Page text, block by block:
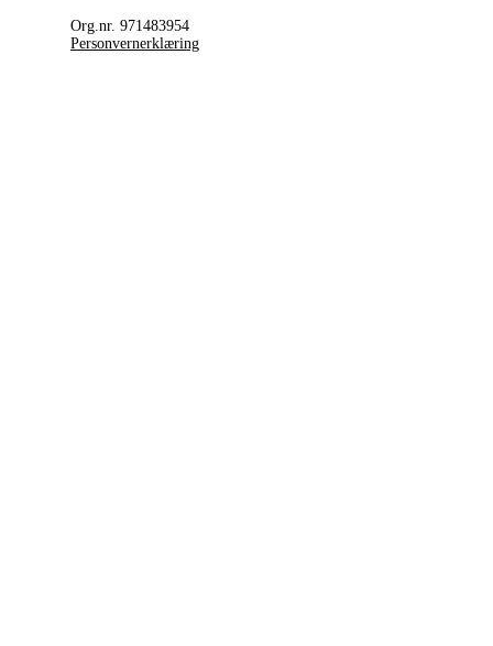
Org.nr. 971483954
Personvernerklæring